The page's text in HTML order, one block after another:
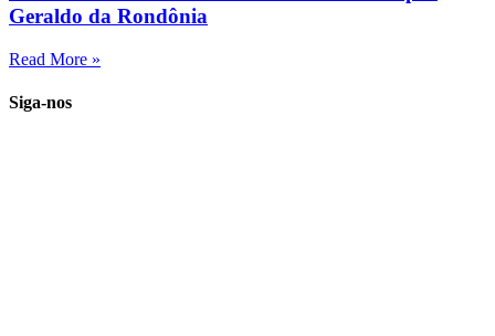
Geraldo da Rondônia
Read More »
Siga-nos